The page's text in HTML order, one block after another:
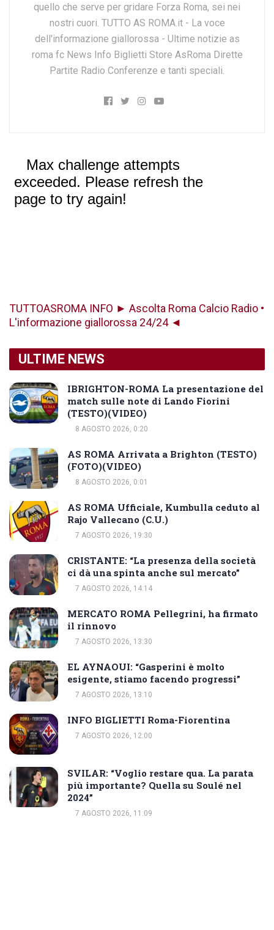
quello che serve per gridare Forza Roma, sei nei
nostri cuori. TUTTO AS ROMA.it - La voce
dell'informazione giallorossa - Ultime notizie as
roma fc News Info Biglietti Store AsRoma Dirette
Partite Radio Conferenze e tanti speciali.
TUTTOASROMA INFO ► Ascolta Roma Calcio Radio •
L'informazione giallorossa 24/24 ◄
ULTIME NEWS
IBRIGHTON-ROMA La presentazione del
match sulle note di Lando Fiorini
(TESTO)(VIDEO)
8 AGOSTO 2026, 0:20
AS ROMA Arrivata a Brighton (TESTO)
(FOTO)(VIDEO)
8 AGOSTO 2026, 0:01
AS ROMA Ufficiale, Kumbulla ceduto al
Rajo Vallecano (C.U.)
7 AGOSTO 2026, 19:30
CRISTANTE: “La presenza della società
ci dà una spinta anche sul mercato”
7 AGOSTO 2026, 14:14
MERCATO ROMA Pellegrini, ha firmato
il rinnovo
7 AGOSTO 2026, 13:30
EL AYNAOUI: “Gasperini è molto
esigente, stiamo facendo progressi”
7 AGOSTO 2026, 13:10
INFO BIGLIETTI Roma-Fiorentina
7 AGOSTO 2026, 12:00
SVILAR: “Voglio restare qua. La parata
più importante? Quella su Soulé nel
2024”
7 AGOSTO 2026, 11:09